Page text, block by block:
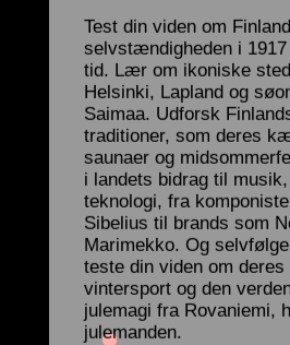
Test din viden om
selvstændigheden i
tid. Lær om ikoniske
Helsinki, Lapland og
Saimaa. Udforsk
traditioner, som deres
saunaer og
i landets bidrag til
teknologi, fra
Sibelius til brands som
Marimekko. Og
teste din viden om
vintersport og den
julemagi fra Rovaniemi,
julemanden.